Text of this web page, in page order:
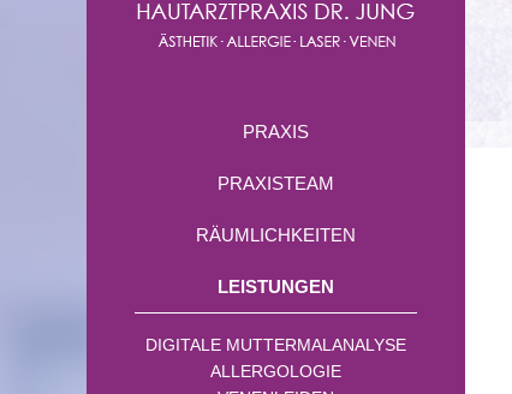
PRAXIS
PRAXISTEAM
RÄUMLICHKEITEN
LEISTUNGEN
DIGITALE MUTTERMALANALYSE
ALLERGOLOGIE